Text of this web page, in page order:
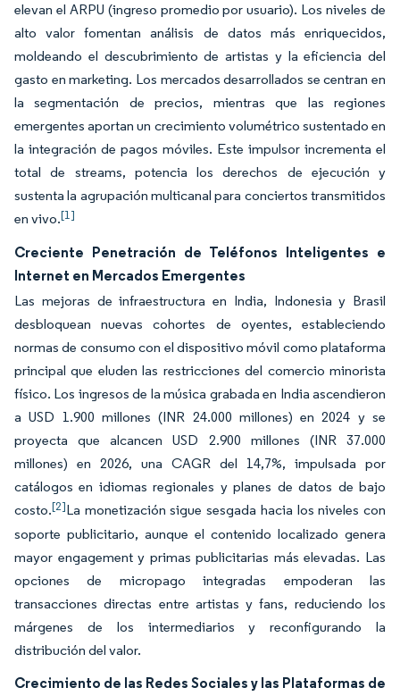
elevan el ARPU (ingreso promedio por usuario). Los niveles de
alto valor fomentan análisis de datos más enriquecidos,
moldeando el descubrimiento de artistas y la eficiencia del
gasto en marketing. Los mercados desarrollados se centran en
la segmentación de precios, mientras que las regiones
emergentes aportan un crecimiento volumétrico sustentado en
la integración de pagos móviles. Este impulsor incrementa el
total de streams, potencia los derechos de ejecución y
sustenta la agrupación multicanal para conciertos transmitidos
en vivo.[1]
Creciente Penetración de Teléfonos Inteligentes e
Internet en Mercados Emergentes
Las mejoras de infraestructura en India, Indonesia y Brasil
desbloquean nuevas cohortes de oyentes, estableciendo
normas de consumo con el dispositivo móvil como plataforma
principal que eluden las restricciones del comercio minorista
físico. Los ingresos de la música grabada en India ascendieron
a USD 1.900 millones (INR 24.000 millones) en 2024 y se
proyecta que alcancen USD 2.900 millones (INR 37.000
millones) en 2026, una CAGR del 14,7%, impulsada por
catálogos en idiomas regionales y planes de datos de bajo
costo.[2]La monetización sigue sesgada hacia los niveles con
soporte publicitario, aunque el contenido localizado genera
mayor engagement y primas publicitarias más elevadas. Las
opciones de micropago integradas empoderan las
transacciones directas entre artistas y fans, reduciendo los
márgenes de los intermediarios y reconfigurando la
distribución del valor.
Crecimiento de las Redes Sociales y las Plataformas de